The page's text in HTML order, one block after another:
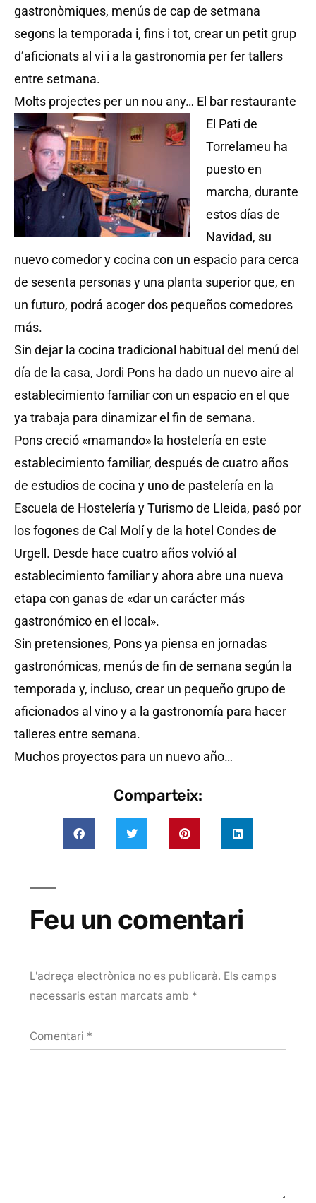
gastronòmiques, menús de cap de setmana
segons la temporada i, fins i tot, crear un petit grup
d’aficionats al vi i a la gastronomia per fer tallers
entre setmana.
Molts projectes per un nou any… El bar restaurante
El Pati de
Torrelameu ha
puesto en
marcha, durante
estos días de
Navidad, su
nuevo comedor y cocina con un espacio para cerca
de sesenta personas y una planta superior que, en
un futuro, podrá acoger dos pequeños comedores
más.
Sin dejar la cocina tradicional habitual del menú del
día de la casa, Jordi Pons ha dado un nuevo aire al
establecimiento familiar con un espacio en el que
ya trabaja para dinamizar el fin de semana.
Pons creció «mamando» la hostelería en este
establecimiento familiar, después de cuatro años
de estudios de cocina y uno de pastelería en la
Escuela de Hostelería y Turismo de Lleida, pasó por
los fogones de Cal Molí y de la hotel Condes de
Urgell. Desde hace cuatro años volvió al
establecimiento familiar y ahora abre una nueva
etapa con ganas de «dar un carácter más
gastronómico en el local».
Sin pretensiones, Pons ya piensa en jornadas
gastronómicas, menús de fin de semana según la
temporada y, incluso, crear un pequeño grupo de
aficionados al vino y a la gastronomía para hacer
talleres entre semana.
Muchos proyectos para un nuevo año…
Comparteix:
Feu un comentari
L'adreça electrònica no es publicarà. Els camps
necessaris estan marcats amb *
Comentari *